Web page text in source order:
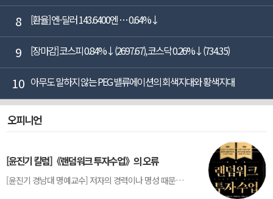
8 [환율] 엔-달러 143.6400엔 … 0.64%↓
9 [장마감] 코스피 0.84%↓(2697.67), 코스닥 0.26%↓(734.35)
10 아무도 말하지 않는 PEG 밸류에이션의 회색지대와 황색지대
오피니언
[윤진기 칼럼]《랜덤워크 투자수업》의 오류
[윤진기 경남대 명예교수] 저자의 경력이나 명성 때문인지 2020년에 번역 출판된 《랜덤워크 투자수업》(A Random Walk Down Wall Street) 12판은 표지부터가 거창하다. ‘45년간 12번 개정하며 철저히 검증한 투자서’, ‘전문가 부럽지 않은 투자 감각을 길러주는 위대한 투자지침서’ 라는 은빛 광고문구로 독자를 유혹한다.[1] 출판 50주...